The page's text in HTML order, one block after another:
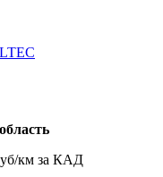
км за КАД